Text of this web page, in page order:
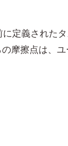
定義された
摩擦点は、